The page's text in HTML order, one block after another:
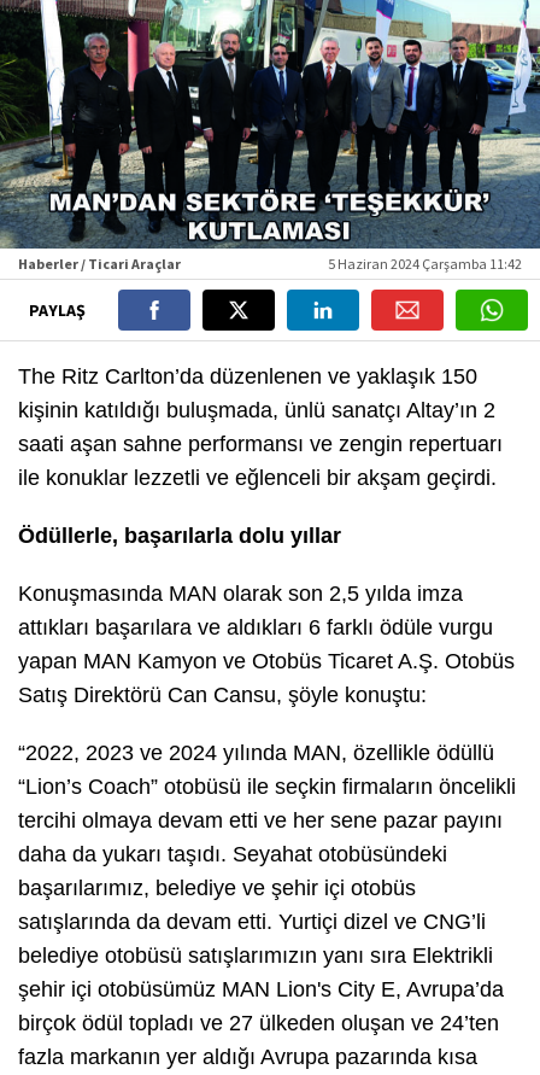
Haberler / Ticari Araçlar 5 Haziran 2024 Çarşamba 11:42
PAYLAŞ
The Ritz Carlton’da düzenlenen ve yaklaşık 150
kişinin katıldığı buluşmada, ünlü sanatçı Altay’ın 2
saati aşan sahne performansı ve zengin repertuarı
ile konuklar lezzetli ve eğlenceli bir akşam geçirdi.
Ödüllerle, başarılarla dolu yıllar
Konuşmasında MAN olarak son 2,5 yılda imza
attıkları başarılara ve aldıkları 6 farklı ödüle vurgu
yapan MAN Kamyon ve Otobüs Ticaret A.Ş. Otobüs
Satış Direktörü Can Cansu, şöyle konuştu:
“2022, 2023 ve 2024 yılında MAN, özellikle ödüllü
“Lion’s Coach” otobüsü ile seçkin firmaların öncelikli
tercihi olmaya devam etti ve her sene pazar payını
daha da yukarı taşıdı. Seyahat otobüsündeki
başarılarımız, belediye ve şehir içi otobüs
satışlarında da devam etti. Yurtiçi dizel ve CNG’li
belediye otobüsü satışlarımızın yanı sıra Elektrikli
şehir içi otobüsümüz MAN Lion's City E, Avrupa’da
birçok ödül topladı ve 27 ülkeden oluşan ve 24’ten
fazla markanın yer aldığı Avrupa pazarında kısa